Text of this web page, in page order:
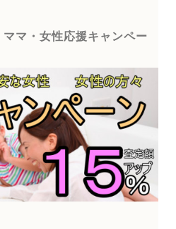
ママ・女性応援キャンペー